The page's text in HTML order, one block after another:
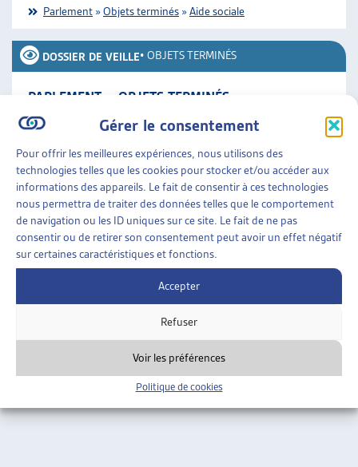
Gérer le consentement
Pour offrir les meilleures expériences, nous utilisons des
technologies telles que les cookies pour stocker et/ou accéder aux
informations des appareils. Le fait de consentir à ces technologies
nous permettra de traiter des données telles que le comportement
de navigation ou les ID uniques sur ce site. Le fait de ne pas
consentir ou de retirer son consentement peut avoir un effet négatif
sur certaines caractéristiques et fonctions.
Accepter
Refuser
Voir les préférences
Politique de cookies
Parlement »Objets terminés »Aide sociale
DOSSIER DE VEILLE• OBJETS TERMINÉS
PARLEMENT – OBJETS TERMINÉS
Synthèse des travaux législatifs fédéraux La veille
législative de l’Artias en un condensé des objets en
cours qui comporte le résumé des objets traités
durant [...]
Parlement »Objets terminés